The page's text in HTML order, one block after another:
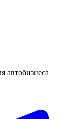
автобизнеса